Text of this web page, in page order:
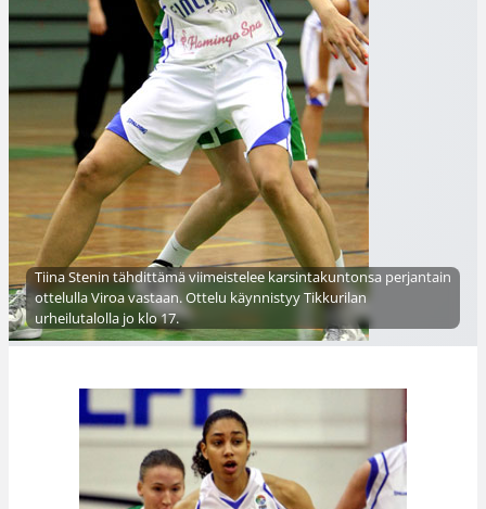
Tiina Stenin tähdittämä viimeistelee karsintakuntonsa perjantain
ottelulla Viroa vastaan. Ottelu käynnistyy Tikkurilan
urheilutalolla jo klo 17.